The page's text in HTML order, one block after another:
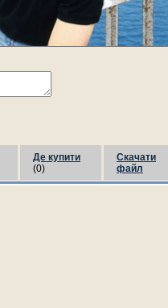
Де купити
(0)
Скачати
файл